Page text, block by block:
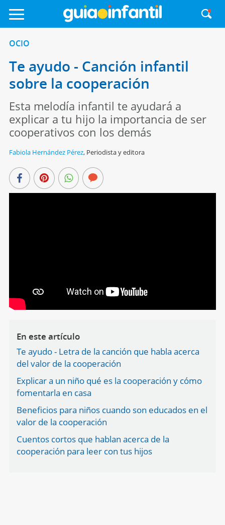
OCIO
Te ayudo - Canción infantil
sobre la cooperación
Esta melodía infantil te ayudará a
explicar a tu hijo la importancia de ser
cooperativos con los demás
Fabiola Hernández Pérez, Periodista y editora
En este artículo
Te ayudo - Letra de la canción que habla acerca
del valor de la cooperación
Explicar a un niño qué es la cooperación y cómo
fomentarla en casa
Beneficios para niños cuando son educados en el
valor de la cooperación
Cuentos cortos que hablan acerca de la
cooperación para leer con tus hijos